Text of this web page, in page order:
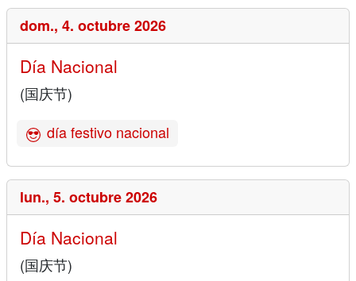
dom., 4. octubre 2026
Día Nacional
(国庆节)
día festivo nacional
lun., 5. octubre 2026
Día Nacional
(国庆节)